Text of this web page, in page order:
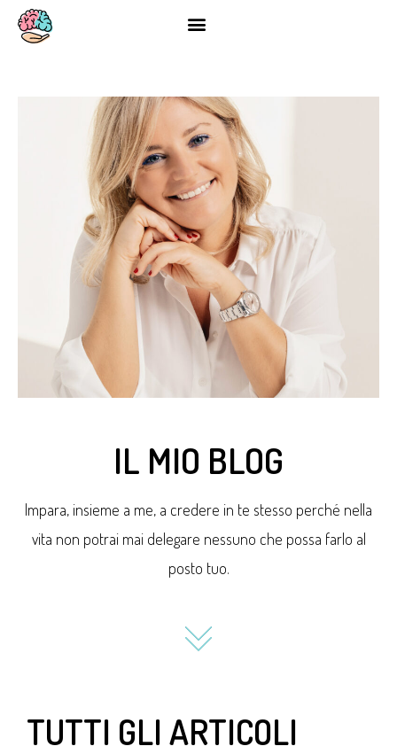
IL MIO BLOG
Impara, insieme a me, a credere in te stesso perché nella
vita non potrai mai delegare nessuno che possa farlo al
posto tuo.
TUTTI GLI ARTICOLI